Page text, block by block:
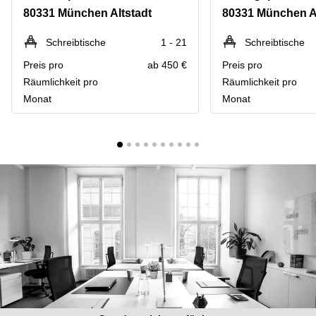
Düsseldorf
Büro
Köln
mieten
Essen
Hannover
Seminarraum
mieten
Neuss
Büro
mieten
Hamburg
Berlin
Kienberger
Berlin
Schönefeld
Bahnhofstrasse
8 Hannover
Düsseldorf
Mainzer
Landstraße
69
Frankfurt
80331 München Altstadt
Schreibtische
1 - 21
Preis pro
Räumlichkeit pro
Monat
ab 450 €
80331 München
Schreibtische
Preis pro
Räumlichkeit pro
Monat